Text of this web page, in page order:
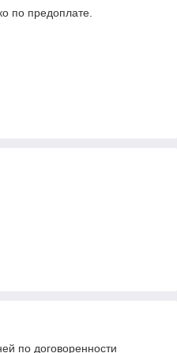
по предоплате.
по договоренности